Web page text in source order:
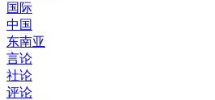
国际
中国
东南亚
言论
社论
评论